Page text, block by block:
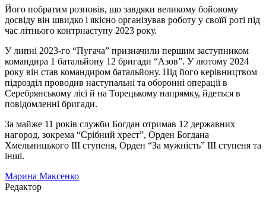
Його побратим розповів, що завдяки великому бойовому
досвіду він швидко і якісно організував роботу у своїй роті під
час літнього контрнаступу 2023 року.
У липні 2023-го “Пугача” призначили першим заступником
командира 1 батальйону 12 бригади “Азов”. У лютому 2024
року він став командиром батальйону. Під його керівництвом
підрозділ проводив наступальні та оборонні операції в
Серебрянському лісі й на Торецькому напрямку, йдеться в
повідомленні бригади.
За майже 11 років служби Богдан отримав 12 державних
нагород, зокрема “Срібний хрест”, Орден Богдана
Хмельницького III ступеня, Орден “За мужність” III ступеня та
інші.
Марина Максенко
Редактор